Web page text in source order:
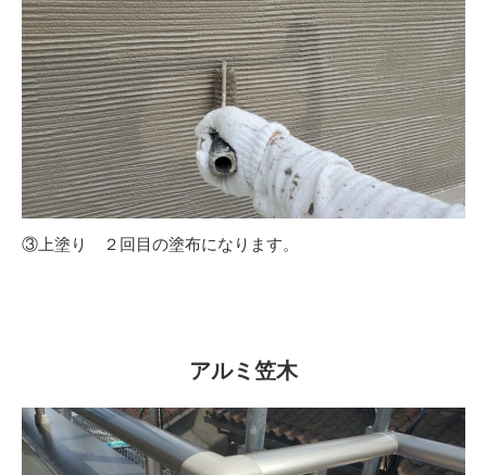
③上塗り ２回目の塗布になります。
アルミ笠木